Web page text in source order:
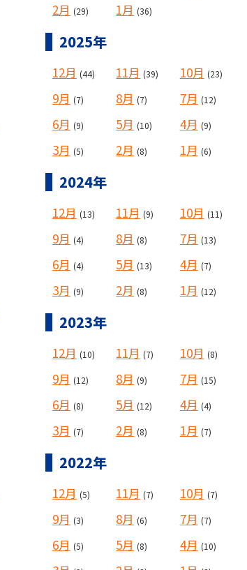
2月 (29) 1月 (36)
2025年
12月 (44) 11月 (39) 10月 (23)
9月 (7) 8月 (7) 7月 (12)
6月 (9) 5月 (10) 4月 (9)
3月 (5) 2月 (8) 1月 (6)
2024年
12月 (13) 11月 (9) 10月 (11)
9月 (4) 8月 (8) 7月 (13)
6月 (4) 5月 (13) 4月 (7)
3月 (9) 2月 (8) 1月 (12)
2023年
12月 (10) 11月 (7) 10月 (8)
9月 (12) 8月 (9) 7月 (15)
6月 (8) 5月 (12) 4月 (4)
3月 (7) 2月 (8) 1月 (7)
2022年
12月 (5) 11月 (7) 10月 (7)
9月 (3) 8月 (6) 7月 (7)
6月 (5) 5月 (8) 4月 (10)